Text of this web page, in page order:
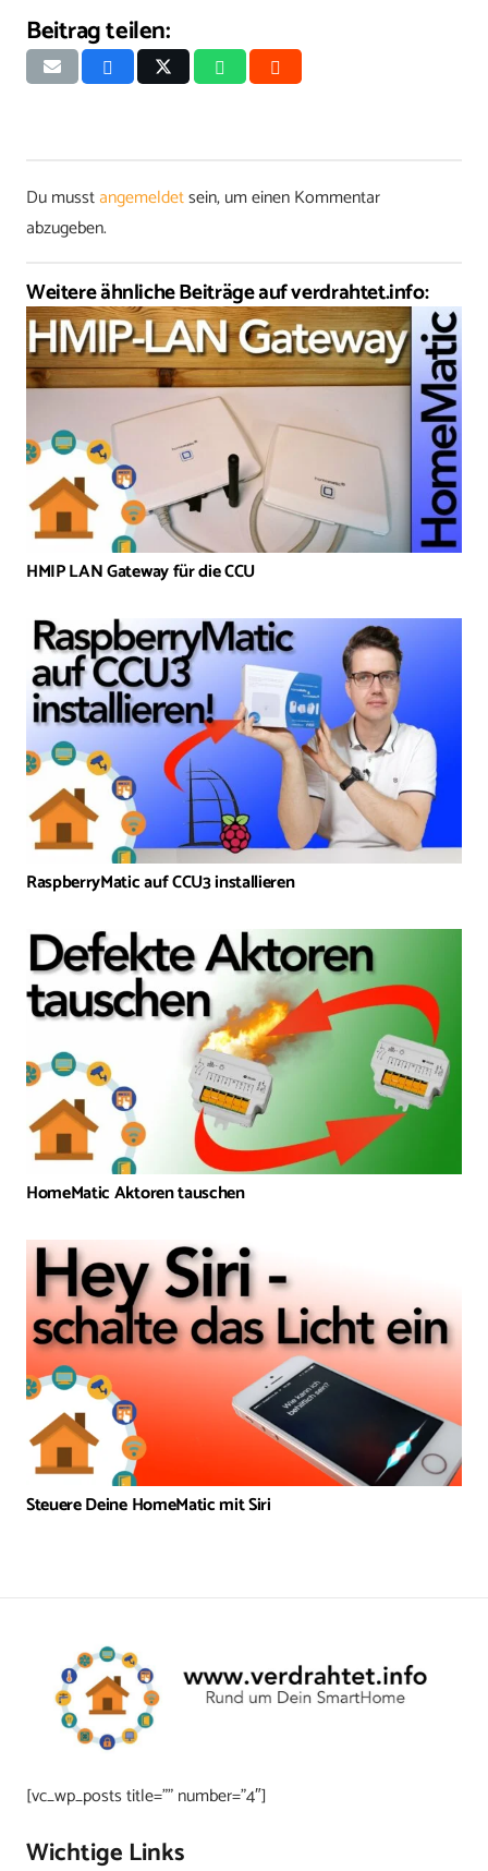
Beitrag teilen:
Du musstangemeldetsein, um einen Kommentar
abzugeben.
Weitere ähnliche Beiträge auf verdrahtet.info:
HMIP LAN Gateway für die CCU
RaspberryMatic auf CCU3 installieren
HomeMatic Aktoren tauschen
Steuere Deine HomeMatic mit Siri
[vc_wp_posts title=”” number=”4″]
Wichtige Links